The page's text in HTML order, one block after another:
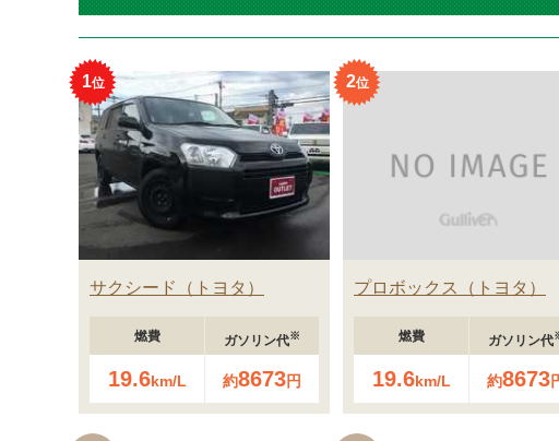
1
サクシード トヨタ
燃費
19.6km/L
ガソリン代※
約8673円
2
プロボックス トヨタ
燃費
19.6km/L
ガソリン代
約8673